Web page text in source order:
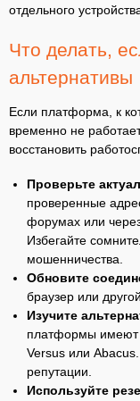
отдельного
Что делать,
альтернативы
Если платформа, к
временно не
восстановить
Проверьте
проверенные
форумах или
Избегайте
мошенничества.
Обновите
браузер или
Изучите
платформы имеют
Versus или
репутации.
Используйте